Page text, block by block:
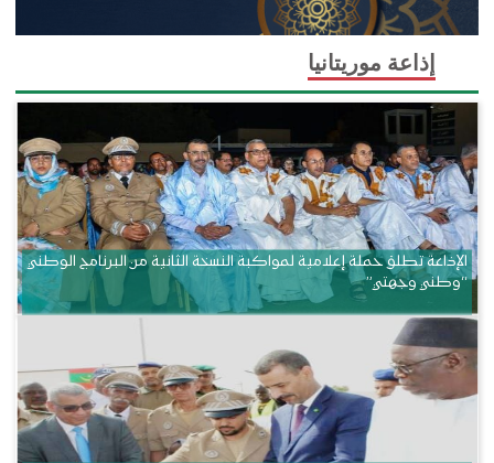
إذاعة موريتانيا
الإذاعة تطلق حملة إعلامية لمواكبة النسخة الثانية من البرنامج الوطني
“وطني وجهتي”